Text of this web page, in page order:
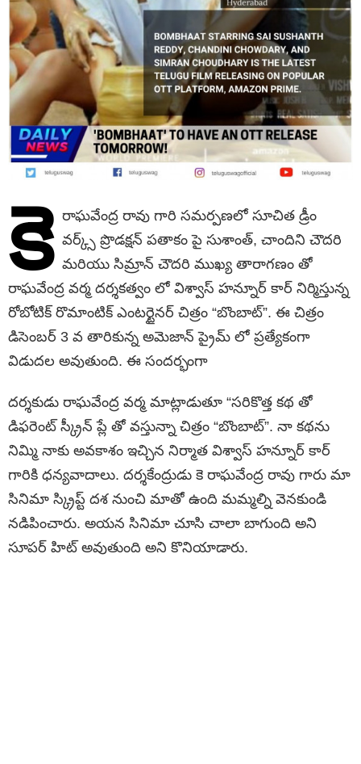
కె రాఘవేంద్ర రావు గారి సమర్పణలో సూచిత డ్రీం
వర్క్స్ ప్రొడక్షన్ పతాకం పై సుశాంత్, చాందిని చౌదరి
మరియు సిమ్రాన్ చౌదరి ముఖ్య తారాగణం తో
రాఘవేంద్ర వర్మ దర్శకత్వం లో విశ్వాస్ హన్నూర్ కార్ నిర్మిస్తున్న
రోబోటిక్ రొమాంటిక్ ఎంటర్టైనర్ చిత్రం “బొంబాట్”. ఈ చిత్రం
డిసెంబర్ 3 వ తారికున్న అమెజాన్ ప్రైమ్ లో ప్రత్యేకంగా
విడుదల అవుతుంది. ఈ సందర్భంగా
దర్శకుడు రాఘవేంద్ర వర్మ మాట్లాడుతూ “సరికొత్త కథ తో
డిఫరెంట్ స్క్రీన్ ప్లే తో వస్తున్నా చిత్రం “బొంబాట్”. నా కథను
నిమ్మి నాకు అవకాశం ఇచ్చిన నిర్మాత విశ్వాస్ హన్నూర్ కార్
గారికి ధన్యవాదాలు. దర్శకేంద్రుడు కె రాఘవేంద్ర రావు గారు మా
సినిమా స్క్రిప్ట్ దశ నుంచి మాతో ఉంది మమ్మల్ని వెనకుండి
నడిపించారు. అయన సినిమా చూసి చాలా బాగుంది అని
సూపర్ హిట్ అవుతుంది అని కొనియాడారు.